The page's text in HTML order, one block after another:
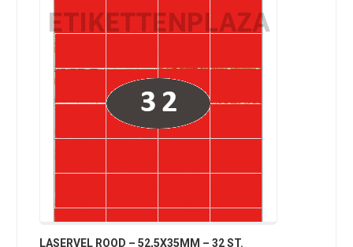
LASERVEL ROOD – 52,5X35MM – 32 ST.